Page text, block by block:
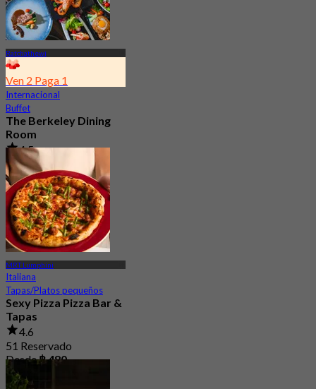
Ratchathewi
Ven 2 Paga 1
Internacional
Buffet
The Berkeley Dining
Room
4.5
6.1K Reservado
Desde฿ 647
MRT Lumphini
Italiana
Tapas/Platos pequeños
Sexy Pizza Pizza Bar &
Tapas
4.6
51 Reservado
Desde฿ 480